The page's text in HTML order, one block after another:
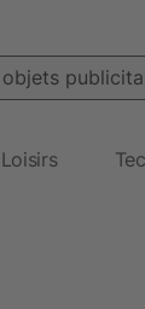
Loisirs